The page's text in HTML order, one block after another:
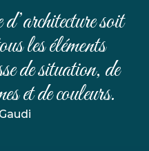
soit
les éléments
de situation, de
et de couleurs.